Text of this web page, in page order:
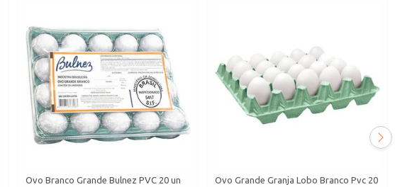
Ovo Branco Grande Bulnez PVC 20 un
Ovo Grande Granja Lobo Branco Pvc 20